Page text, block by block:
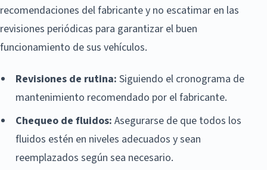
recomendaciones del fabricante y no escatimar en las
revisiones periódicas para garantizar el buen
funcionamiento de sus vehículos.
Revisiones de rutina: Siguiendo el cronograma de
mantenimiento recomendado por el fabricante.
Chequeo de fluidos: Asegurarse de que todos los
fluidos estén en niveles adecuados y sean
reemplazados según sea necesario.